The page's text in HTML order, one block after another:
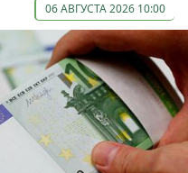
06 АВГУСТА 2026 10:00